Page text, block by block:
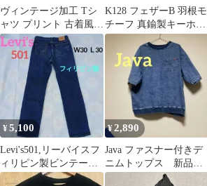
ヴィンテージ加工 Tシ
ャツ プリント 古着風
ノーブランド
K128 フェザーB 羽根モ
チーフ 真鍮製キーホル
ダー｜ビンテージ加工
ブラスの上質感・運気
上昇を願う開運風水の
縁起物・鍵やバッグに
映える大人のチャーム
¥5,100
Levi's501,リーバイスフ
ィリピン製ビンテージ
加工デニムパンツ。
¥2,890
Java ファスナー付きデ
ニムトップス 新品未
着用